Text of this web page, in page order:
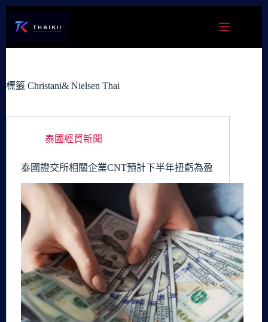
容
標籤 Christani& Nielsen Thai
泰國經貿新聞
泰國證交所相關企業CNT預計下半年扭虧為盈